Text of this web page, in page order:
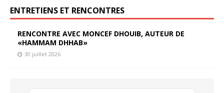
ENTRETIENS ET RENCONTRES
RENCONTRE AVEC MONCEF DHOUIB, AUTEUR DE
«HAMMAM DHHAB»
30 juillet 2026